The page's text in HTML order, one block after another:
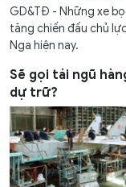
GD&TĐ - Những xe
tăng chiến đấu chủ
Nga hiện nay.
Sẽ gọi tái ngũ
dự trữ?